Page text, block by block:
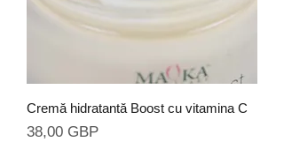
Cremă hidratantă Boost cu vitamina C
Preț
38,00 GBP